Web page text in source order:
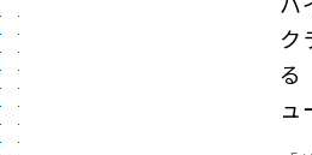
ク
る
ュ